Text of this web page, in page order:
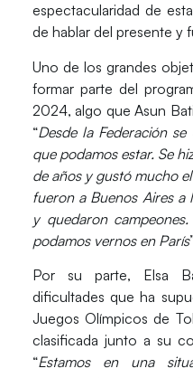
espectacularidad de
de hablar del presente y
Uno de los grandes
formar parte del
2024, algo queAsun
“Desde la Federación
que podamos estar. Se
de años y gustó mucho
fueron a Buenos Aires a
y quedaron
podamos vernos en París
Por su parte, Elsa
dificultades que ha
Juegos Olímpicos de
clasificada junto a su
“Estamos en una